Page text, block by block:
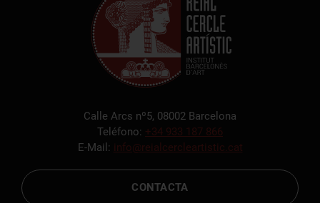
Calle Arcs nº5, 08002 Barcelona
Teléfono: +34 933 187 866
E-Mail: info@reialcercleartistic.cat
CONTACTA